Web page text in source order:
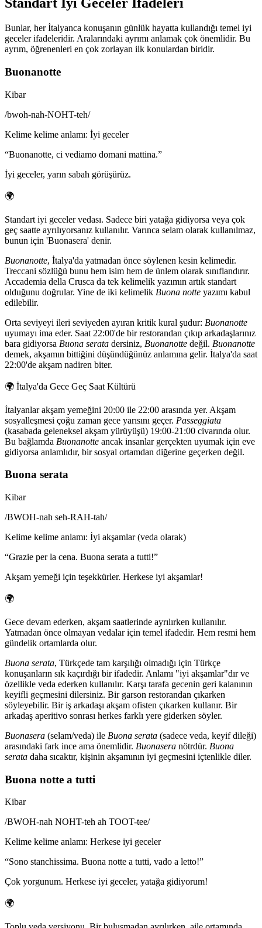
Bunlar, her İtalyanca konuşanın günlük hayatta kullandığı temel iyi
geceler ifadeleridir. Aralarındaki ayrımı anlamak çok önemlidir. Bu
ayrım, öğrenenleri en çok zorlayan ilk konulardan biridir.
Buonanotte
Kibar
/bwoh-nah-NOHT-teh/
Kelime kelime anlamı: İyi geceler
“Buonanotte, ci vediamo domani mattina.”
İyi geceler, yarın sabah görüşürüz.
🌍
Standart iyi geceler vedası. Sadece biri yatağa gidiyorsa veya çok
geç saatte ayrılıyorsanız kullanılır. Varınca selam olarak kullanılmaz,
bunun için 'Buonasera' denir.
Buonanotte, İtalya'da yatmadan önce söylenen kesin kelimedir.
Treccani sözlüğü bunu hem isim hem de ünlem olarak sınıflandırır.
Accademia della Crusca da tek kelimelik yazımın artık standart
olduğunu doğrular. Yine de iki kelimelik Buona notte yazımı kabul
edilebilir.
Orta seviyeyi ileri seviyeden ayıran kritik kural şudur: Buonanotte
uyumayı ima eder. Saat 22:00'de bir restorandan çıkıp arkadaşlarınız
bara gidiyorsa Buona serata dersiniz, Buonanotte değil. Buonanotte
demek, akşamın bittiğini düşündüğünüz anlamına gelir. İtalya'da saat
22:00'de akşam nadiren biter.
🌍 İtalya'da Gece Geç Saat Kültürü
İtalyanlar akşam yemeğini 20:00 ile 22:00 arasında yer. Akşam
sosyalleşmesi çoğu zaman gece yarısını geçer. Passeggiata
(kasabada geleneksel akşam yürüyüşü) 19:00-21:00 civarında olur.
Bu bağlamda Buonanotte ancak insanlar gerçekten uyumak için eve
gidiyorsa anlamlıdır, bir sosyal ortamdan diğerine geçerken değil.
Buona serata
Kibar
/BWOH-nah seh-RAH-tah/
Kelime kelime anlamı: İyi akşamlar (veda olarak)
“Grazie per la cena. Buona serata a tutti!”
Akşam yemeği için teşekkürler. Herkese iyi akşamlar!
🌍
Gece devam ederken, akşam saatlerinde ayrılırken kullanılır.
Yatmadan önce olmayan vedalar için temel ifadedir. Hem resmi hem
gündelik ortamlarda olur.
Buona serata, Türkçede tam karşılığı olmadığı için Türkçe
konuşanların sık kaçırdığı bir ifadedir. Anlamı "iyi akşamlar"dır ve
özellikle veda ederken kullanılır. Karşı tarafa gecenin geri kalanının
keyifli geçmesini dilersiniz. Bir garson restorandan çıkarken
söyleyebilir. Bir iş arkadaşı akşam ofisten çıkarken kullanır. Bir
arkadaş aperitivo sonrası herkes farklı yere giderken söyler.
Buonasera (selam/veda) ile Buona serata (sadece veda, keyif dileği)
arasındaki fark ince ama önemlidir. Buonasera nötrdür. Buona
serata daha sıcaktır, kişinin akşamının iyi geçmesini içtenlikle diler.
Buona notte a tutti
Kibar
/BWOH-nah NOHT-teh ah TOOT-tee/
Kelime kelime anlamı: Herkese iyi geceler
“Sono stanchissima. Buona notte a tutti, vado a letto!”
Çok yorgunum. Herkese iyi geceler, yatağa gidiyorum!
🌍